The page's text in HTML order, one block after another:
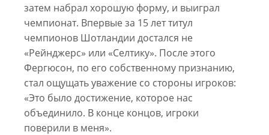
затем набрал хорошую форму, и выиграл
чемпионат. Впервые за 15 лет титул
чемпионов Шотландии достался не
«Рейнджерс» или «Селтику». После этого
Фергюсон, по его собственному признанию,
стал ощущать уважение со стороны игроков:
«Это было достижение, которое нас
объединило. В конце концов, игроки
поверили в меня».